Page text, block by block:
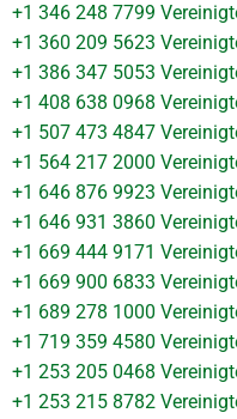
+1 346 248 7799
+1 360 209 5623
+1 386 347 5053
+1 408 638 0968
+1 507 473 4847
+1 564 217 2000
+1 646 876 9923
+1 646 931 3860
+1 669 444 9171
+1 669 900 6833
+1 689 278 1000
+1 719 359 4580
+1 253 205 0468
+1 253 215 8782